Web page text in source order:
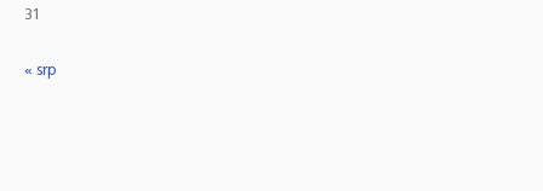
31
« srp